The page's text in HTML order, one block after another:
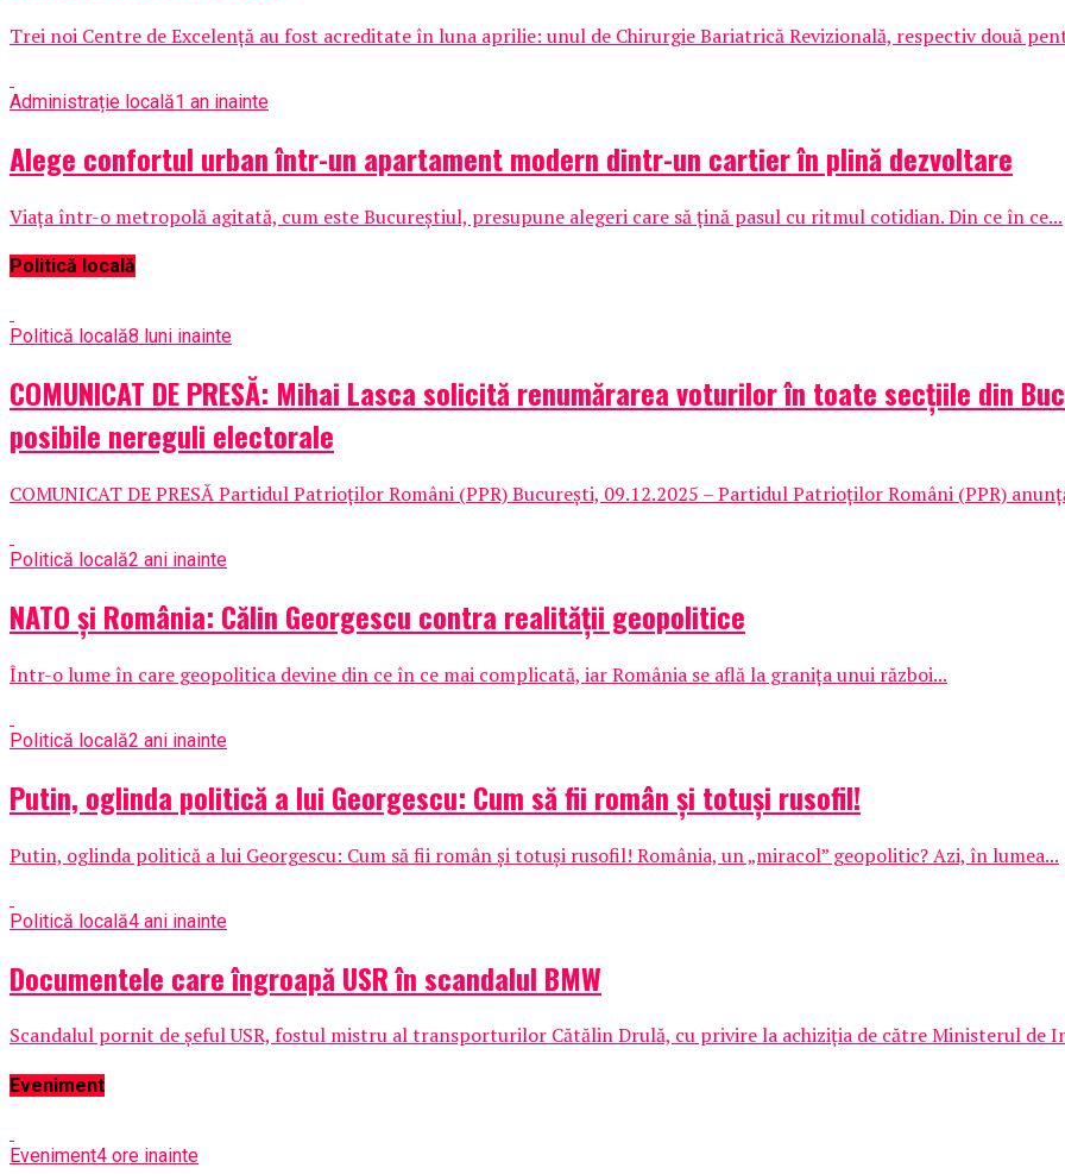
Trei noi Centre de Excelență au fost acreditate în luna aprilie: unul de Chirurgie Bariatrică Revizională, respectiv două
Administrație locală1 an inainte
Alege confortul urban într-un apartament modern dintr-un cartier în plină dezvoltare
Viața într-o metropolă agitată, cum este Bucureștiul, presupune alegeri care să țină pasul cu ritmul cotidian. Din ce în ce...
Politică locală
Politică locală8 luni inainte
COMUNICAT DE PRESĂ: Mihai Lasca solicită renumărarea voturilor în toate secțiile din
posibile nereguli electorale
COMUNICAT DE PRESĂ Partidul Patrioților Români (PPR) București, 09.12.2025 – Partidul Patrioților Români (PPR)
Politică locală2 ani inainte
NATO și România: Călin Georgescu contra realității geopolitice
Într-o lume în care geopolitica devine din ce în ce mai complicată, iar România se află la granița unui război...
Politică locală2 ani inainte
Putin, oglinda politică a lui Georgescu: Cum să fii român și totuși rusofil!
Putin, oglinda politică a lui Georgescu: Cum să fii român și totuși rusofil! România, un „miracol” geopolitic? Azi, în lumea...
Politică locală4 ani inainte
Documentele care îngroapă USR în scandalul BMW
Scandalul pornit de șeful USR, fostul mistru al transporturilor Cătălin Drulă, cu privire la achiziția de către Ministerul de
Eveniment
Eveniment4 ore inainte